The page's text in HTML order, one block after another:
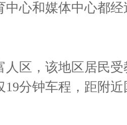
中心和媒体中心都经
区，该地区居民受
分钟车程，距附近